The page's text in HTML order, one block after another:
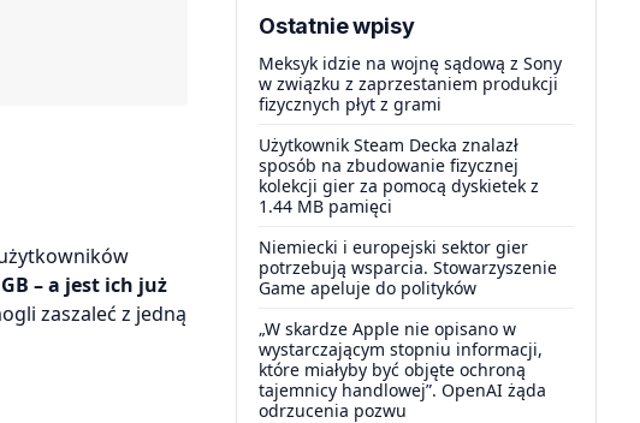
– a jest ich już
zaszaleć z jedną
Ostatnie wpisy
Meksyk idzie na wojnę sądową z Sony
w związku z zaprzestaniem produkcji
fizycznych płyt z grami
Użytkownik Steam Decka znalazł
sposób na zbudowanie fizycznej
kolekcji gier za pomocą dyskietek z
1.44 MB pamięci
Niemiecki i europejski sektor gier
potrzebują wsparcia. Stowarzyszenie
Game apeluje do polityków
„W skardze Apple nie opisano w
wystarczającym stopniu informacji,
które miałyby być objęte ochroną
tajemnicy handlowej”. OpenAI żąda
odrzucenia pozwu